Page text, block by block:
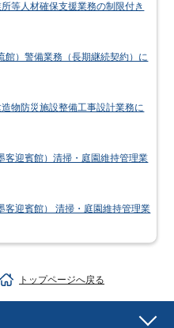
等人材確保支援業務の制限付き
館）警備業務（長期継続契約）に
物防災施設整備工事設計業務に
客迎賓館）清掃・庭園維持管理業
客迎賓館） 清掃・庭園維持管理業
トップページへ戻る